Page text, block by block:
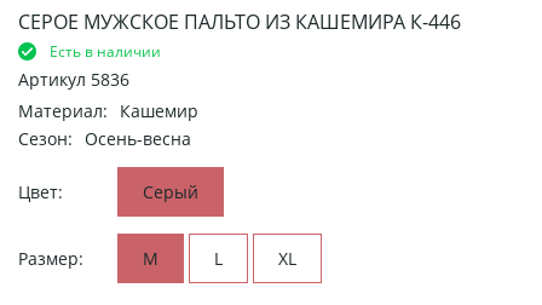
СЕРОЕ МУЖСКОЕ ПАЛЬТО ИЗ КАШЕМИРА К-446
Есть в наличии
Артикул 5836
Материал:
Кашемир
Сезон: Осень-весна
Цвет: Серый
Размер: M L XL